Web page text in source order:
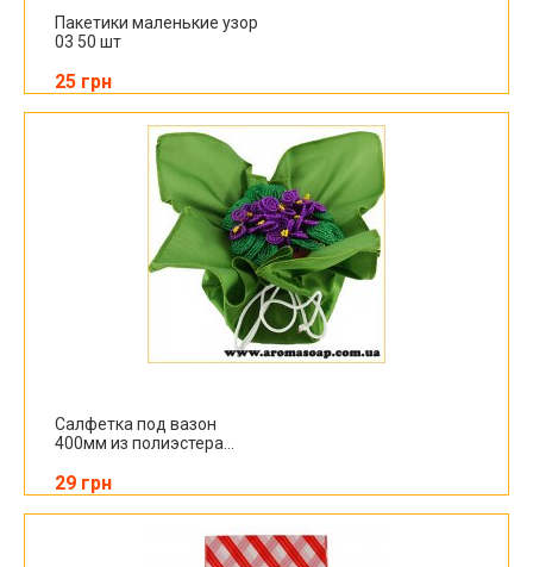
Пакетики маленькие узор
03 50 шт
25 грн
Салфетка под вазон
400мм из полиэстера...
29 грн